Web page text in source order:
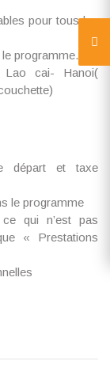
pour tous les
programme.
cai- Hanoi(
départ et taxe
le programme
qui n’est pas
« Prestations